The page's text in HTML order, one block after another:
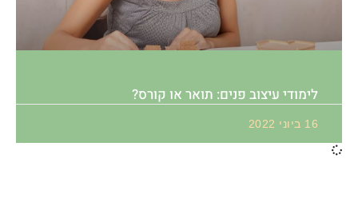
לימודי עיצוב פנים: תואר או קורס?
16 ביוני 2022